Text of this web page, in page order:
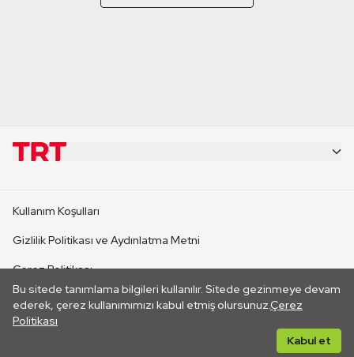
Bu sitede tanımlama bilgileri kullanılır. Sitede gezinmeye devam
ederek, çerez kullanımımızı kabul etmiş olursunuz.Çerez
Politikası
Kabul et
CANLI YAYINLAR
Kullanım Koşulları
Gizlilik Politikası ve Aydınlatma Metni
Çerez Politikası
İletişim
Her hakkı saklıdır. ©2026 TRT. Bağlantı yoluyla gidilen dış